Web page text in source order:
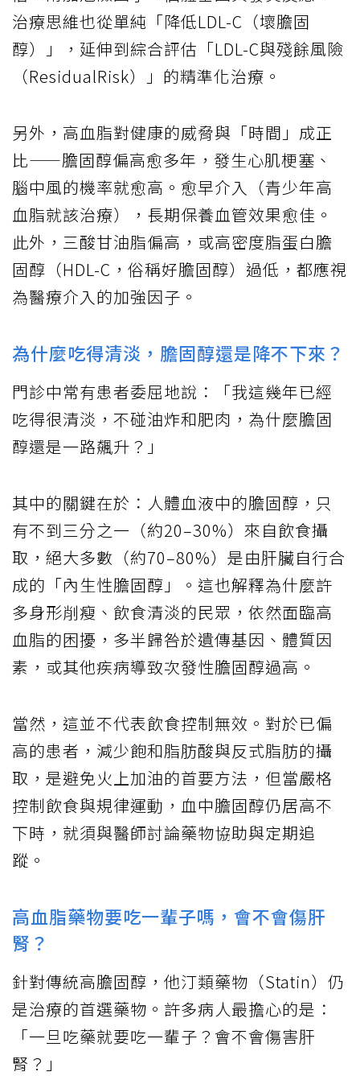
治療思維也從單純「降低LDL-C（壞膽固
醇）」，延伸到綜合評估「LDL-C與殘餘風險
（ResidualRisk）」的精準化治療。
另外，高血脂對健康的威脅與「時間」成正
比——膽固醇偏高愈多年，發生心肌梗塞、
腦中風的機率就愈高。愈早介入（青少年高
血脂就該治療），長期保養血管效果愈佳。
此外，三酸甘油脂偏高，或高密度脂蛋白膽
固醇（HDL-C，俗稱好膽固醇）過低，都應視
為醫療介入的加強因子。
為什麼吃得清淡，膽固醇還是降不下來？
門診中常有患者委屈地說：「我這幾年已經
吃得很清淡，不碰油炸和肥肉，為什麼膽固
醇還是一路飆升？」
其中的關鍵在於：人體血液中的膽固醇，只
有不到三分之一（約20–30%）來自飲食攝
取，絕大多數（約70–80%）是由肝臟自行合
成的「內生性膽固醇」。這也解釋為什麼許
多身形削瘦、飲食清淡的民眾，依然面臨高
血脂的困擾，多半歸咎於遺傳基因、體質因
素，或其他疾病導致次發性膽固醇過高。
當然，這並不代表飲食控制無效。對於已偏
高的患者，減少飽和脂肪酸與反式脂肪的攝
取，是避免火上加油的首要方法，但當嚴格
控制飲食與規律運動，血中膽固醇仍居高不
下時，就須與醫師討論藥物協助與定期追
蹤。
高血脂藥物要吃一輩子嗎，會不會傷肝
腎？
針對傳統高膽固醇，他汀類藥物（Statin）仍
是治療的首選藥物。許多病人最擔心的是：
「一旦吃藥就要吃一輩子？會不會傷害肝
腎？」